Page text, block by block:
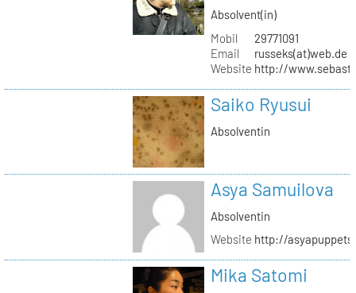
Absolvent(in)
Mobil
29771091
Email
russeks(at)web.de
Website http://
Saiko Ryusui
Absolventin
Asya Samuilova
Absolventin
Website http://
Mika Satomi